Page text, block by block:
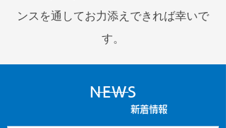
ンスを通してお力添えできれば幸いで
す。
NEWS
新着情報